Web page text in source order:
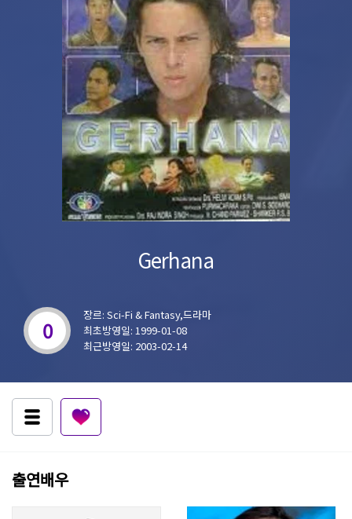
Gerhana
0
장르: Sci-Fi & Fantasy,드라마
최초방영일: 1999-01-08
최근방영일: 2003-02-14
출연배우